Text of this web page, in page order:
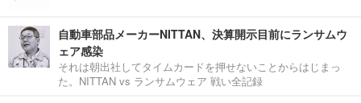
自動車部品メーカーNITTAN、決算開示目前にランサムウ
ェア感染
それは朝出社してタイムカードを押せないことからはじまっ
た。NITTAN vs ランサムウェア 戦い全記録